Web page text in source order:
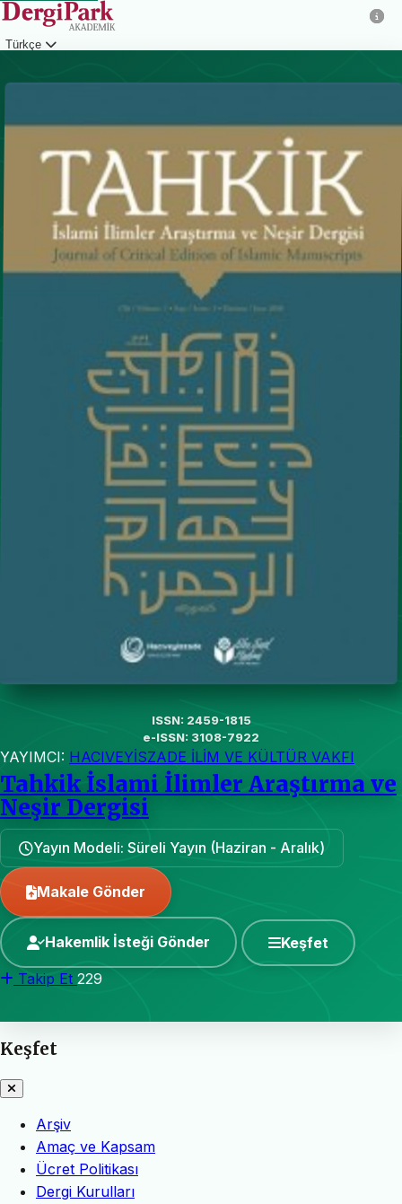
Türkçe
ISSN: 2459-1815
e-ISSN: 3108-7922
YAYIMCI: HACIVEYİSZADE İLİM VE KÜLTÜR VAKFI
Tahkik İslami İlimler Araştırma ve
Neşir Dergisi
Yayın Modeli: Süreli Yayın (Haziran - Aralık)
Makale Gönder
Hakemlik İsteği Gönder Keşfet
Takip Et 229
Keşfet
Arşiv
Amaç ve Kapsam
Ücret Politikası
Dergi Kurulları